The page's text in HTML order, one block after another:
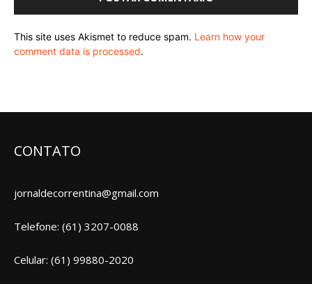
This site uses Akismet to reduce spam. Learn how your
comment data is processed.
CONTATO
jornaldecorrentina@gmail.com
Telefone: (61) 3207-0088
Celular: (61) 99880-2020